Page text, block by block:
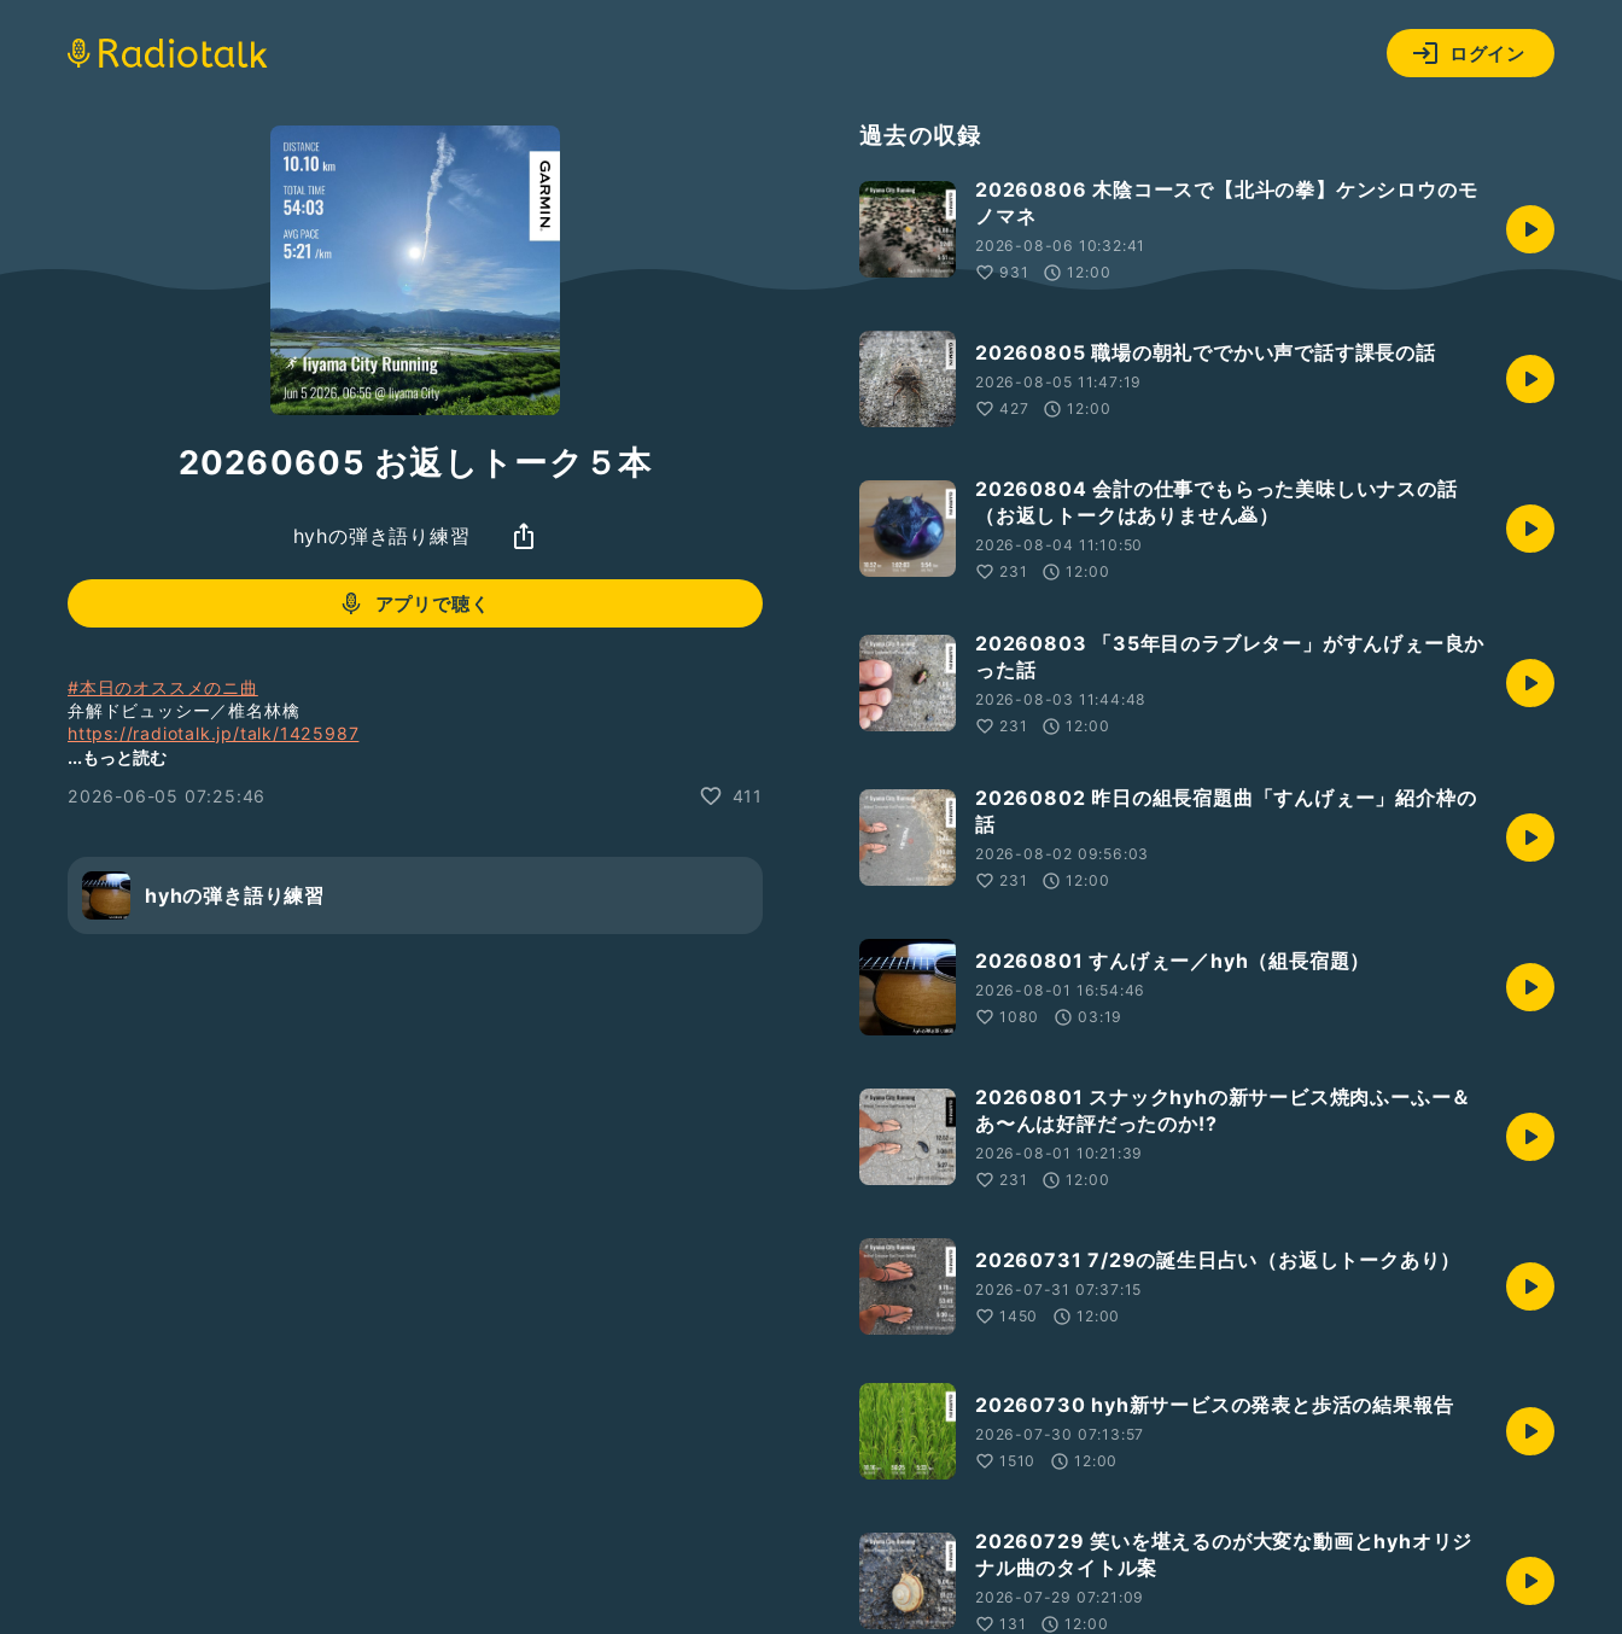
ログイン
20260605 お返しトーク５本
hyhの弾き語り練習
アプリで聴く
#本日のオススメのニ曲
弁解ドビュッシー／椎名林檎
https://radiotalk.jp/talk/1425987
くろねこさんがカッコよく歌ってます
涙／hyh（いくらさんアレンジピアノ演奏）
#昨日のhyhライブ配信
2026/06/04
①デヴィッドボウイ２曲
...もっと読む
2026-06-05 07:25:46
411
hyhの弾き語り練習
過去の収録
20260806 木陰コースで【北斗の拳】ケンシロウのモ
ノマネ
2026-08-06 10:32:41
931
12:00
20260805 職場の朝礼ででかい声で話す課長の話
2026-08-05 11:47:19
427
12:00
20260804 会計の仕事でもらった美味しいナスの話
（お返しトークはありません🙇）
2026-08-04 11:10:50
231
12:00
20260803 「35年目のラブレター」がすんげぇー良か
った話
2026-08-03 11:44:48
231
12:00
20260802 昨日の組長宿題曲「すんげぇー」紹介枠の
話
2026-08-02 09:56:03
231
12:00
20260801 すんげぇー／hyh（組長宿題）
2026-08-01 16:54:46
1080
03:19
20260801 スナックhyhの新サービス焼肉ふーふー＆
あ〜んは好評だったのか!?
2026-08-01 10:21:39
231
12:00
20260731 7/29の誕生日占い（お返しトークあり）
2026-07-31 07:37:15
1450
12:00
20260730 hyh新サービスの発表と歩活の結果報告
2026-07-30 07:13:57
1510
12:00
20260729 笑いを堪えるのが大変な動画とhyhオリジ
ナル曲のタイトル案
2026-07-29 07:21:09
131
12:00